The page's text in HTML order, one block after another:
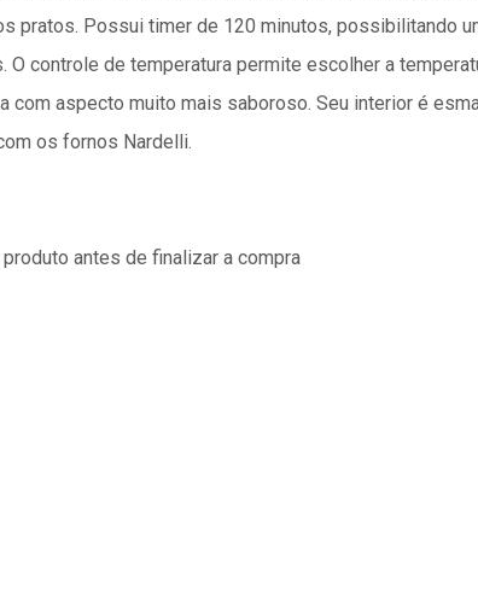
pratos. Possui timer de 120 minutos, possibilitando
O controle de temperatura permite escolher a
com aspecto muito mais saboroso. Seu interior é
os fornos Nardelli.
antes de finalizar a compra